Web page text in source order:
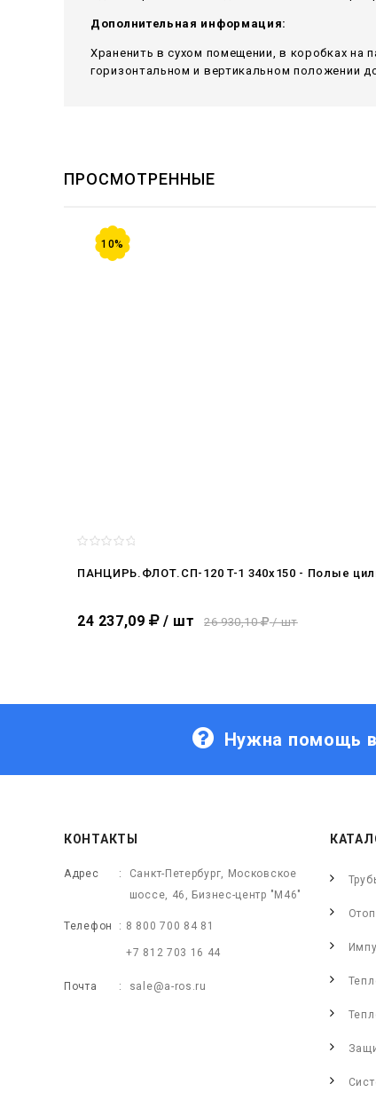
Дополнительная информация:
Храненить в сухом помещении, в коробках на
горизонтальном и вертикальном положении
ПРОСМОТРЕННЫЕ
10%
ПАНЦИРЬ.ФЛОТ.СП-120 T-1 340x150 - Полые
24 237,09 / шт 26 930,10 / шт
Нужна помощь
КОНТАКТЫ
Адрес
Санкт-Петербург, Московское
шоссе, 46, Бизнес-центр "М46"
Телефон 8 800 700 84 81
+7 812 703 16 44
Почта sale@a-ros.ru